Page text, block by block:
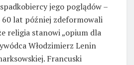
jego poglądów –
60 lat później zdeformowali
religia stanowi „opium dla
Włodzimierz Lenin
Francuski